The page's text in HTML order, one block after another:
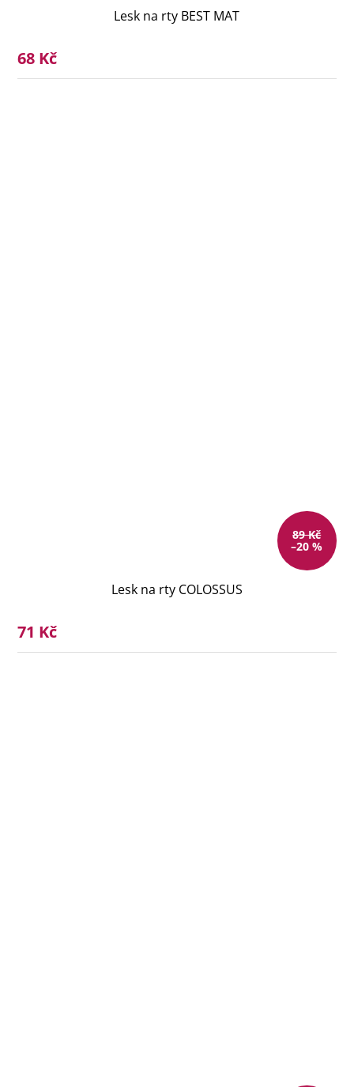
Lesk na rty BEST MAT
68 Kč
89 Kč
–20 %
Lesk na rty COLOSSUS
71 Kč